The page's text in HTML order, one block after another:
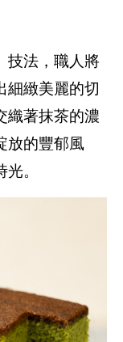
技法，職人將
細緻美麗的切
織著抹茶的濃
放的豐郁風
。